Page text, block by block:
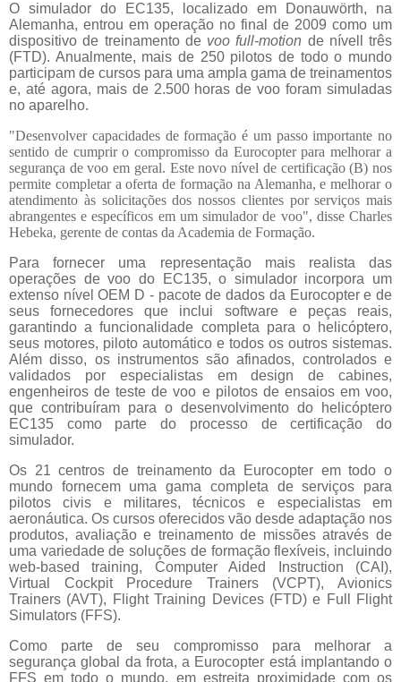
O simulador do EC135, localizado em Donauwörth, na
Alemanha, entrou em operação no final de 2009 como um
dispositivo de treinamento de voo full-motion de nívell três
(FTD). Anualmente, mais de 250 pilotos de todo o mundo
participam de cursos para uma ampla gama de treinamentos
e, até agora, mais de 2.500 horas de voo foram simuladas
no aparelho.
"Desenvolver capacidades de formação é um passo importante no
sentido de cumprir o compromisso da Eurocopter para melhorar a
segurança de voo em geral. Este novo nível de certificação (B) nos
permite completar a oferta de formação na Alemanha, e melhorar o
atendimento às solicitações dos nossos clientes por serviços mais
abrangentes e específicos em um simulador de voo", disse Charles
Hebeka, gerente de contas da Academia de Formação.
Para fornecer uma representação mais realista das
operações de voo do EC135, o simulador incorpora um
extenso nível OEM D - pacote de dados da Eurocopter e de
seus fornecedores que inclui software e peças reais,
garantindo a funcionalidade completa para o helicóptero,
seus motores, piloto automático e todos os outros sistemas.
Além disso, os instrumentos são afinados, controlados e
validados por especialistas em design de cabines,
engenheiros de teste de voo e pilotos de ensaios em voo,
que contribuíram para o desenvolvimento do helicóptero
EC135 como parte do processo de certificação do
simulador.
Os 21 centros de treinamento da Eurocopter em todo o
mundo fornecem uma gama completa de serviços para
pilotos civis e militares, técnicos e especialistas em
aeronáutica. Os cursos oferecidos vão desde adaptação nos
produtos, avaliação e treinamento de missões através de
uma variedade de soluções de formação flexíveis, incluindo
web-based training, Computer Aided Instruction (CAI),
Virtual Cockpit Procedure Trainers (VCPT), Avionics
Trainers (AVT), Flight Training Devices (FTD) e Full Flight
Simulators (FFS).
Como parte de seu compromisso para melhorar a
segurança global da frota, a Eurocopter está implantando o
FFS em todo o mundo, em estreita proximidade com os